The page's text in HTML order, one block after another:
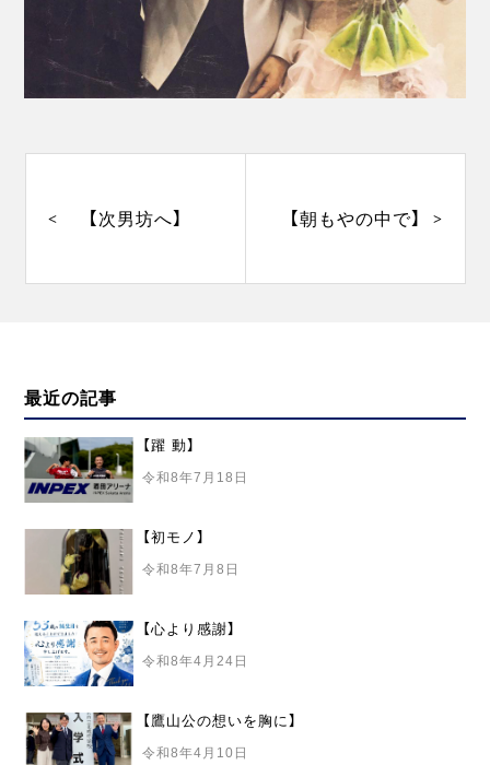
シ
【次男坊へ】 【朝もやの中で】
最近の記事
【躍 動】
令和8年7月18日
【初モノ】
令和8年7月8日
【心より感謝】
令和8年4月24日
【鷹山公の想いを胸に】
令和8年4月10日